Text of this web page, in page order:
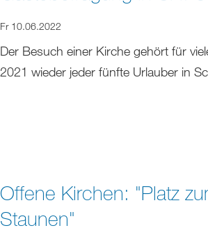
Fr 10.06.2022
Der Besuch einer Kirche gehört für
2021 wieder jeder fünfte Urlauber in
Offene Kirchen: "Platz
Staunen"